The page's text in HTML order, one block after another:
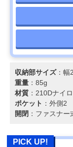
収納部サイズ：幅
重量 ：85g
材質 ：210Dナイ
ポケット ：外側2
開閉 ：ファスナー
PICK UP!